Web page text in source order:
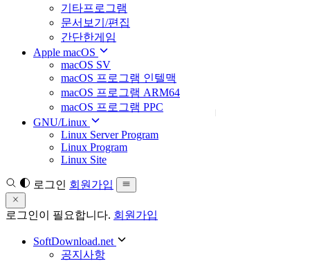
기타프로그램
문서보기/편집
간단한게임
Apple macOS
macOS SV
macOS 프로그램 인텔맥
macOS 프로그램 ARM64
macOS 프로그램 PPC
GNU/Linux
Linux Server Program
Linux Program
Linux Site
로그인 회원가입
로그인이 필요합니다. 회원가입
SoftDownload.net
공지사항